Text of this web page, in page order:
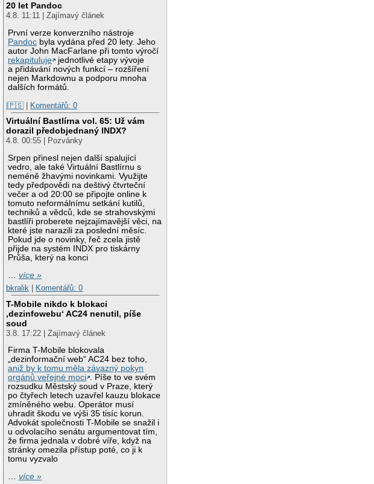
20 let Pandoc
4.8. 11:11 | Zajímavý článek
První verze konverzního nástroje
Pandoc byla vydána před 20 lety. Jeho
autor John MacFarlane při tomto výročí
rekapituluje
jednotlivé etapy vývoje
a přidávání nových funkcí – rozšíření
nejen Markdownu a podporu mnoha
dalších formátů.
|🇵🇸 | Komentářů: 0
Virtuální Bastlírna vol. 65: Už vám
dorazil předobjednaný INDX?
4.8. 00:55 | Pozvánky
Srpen přinesl nejen další spalující
vedro, ale také Virtuální Bastlírnu s
neméně žhavými novinkami. Využijte
tedy předpovědi na deštivý čtvrteční
večer a od 20:00 se připojte online k
tomuto neformálnímu setkání kutilů,
techniků a vědců, kde se strahovskými
bastlíři proberete nejzajímavější věci, na
které jste narazili za poslední měsíc.
Pokud jde o novinky, řeč zcela jistě
přijde na systém INDX pro tiskárny
Průša, který na konci
…více »
bkralik
Komentářů: 0
T-Mobile nikdo k blokaci
‚dezinfowebu‘ AC24 nenutil, píše
soud
3.8. 17:22 | Zajímavý článek
Firma T-Mobile blokovala
„dezinformační web“ AC24 bez toho,
aniž by k tomu měla závazný pokyn
orgánů veřejné moci . Píše to ve svém
rozsudku Městský soud v Praze, který
po čtyřech letech uzavřel kauzu blokace
zmíněného webu. Operátor musí
uhradit škodu ve výši 35 tisíc korun.
Advokát společnosti T-Mobile se snažil i
u odvolacího senátu argumentovat tím,
že firma jednala v dobré víře, když na
stránky omezila přístup poté, co ji k
tomu vyzvalo
…více »